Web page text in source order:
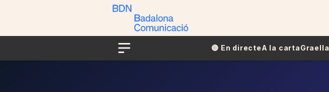
Menu
🔴​​ En directeA la cartaGraella